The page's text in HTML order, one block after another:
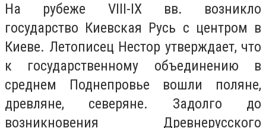
На рубеже VIII-IX вв. возникло
государство Киевская Русь с центром в
Киеве. Летописец Нестор утверждает, что
к государственному объединению в
среднем Поднепровье вошли поляне,
древляне, северяне. Задолго до
возникновения Древнерусского